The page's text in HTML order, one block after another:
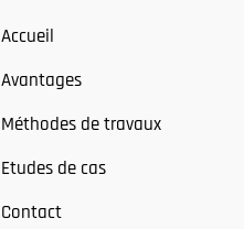
Accueil
Avantages
Méthodes de travaux
Etudes de cas
Contact